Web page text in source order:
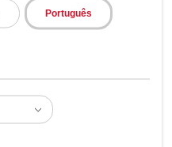
Português
IDC, declarou: “A Ricoh é
de Tinta de Alta
em suas iniciativas de inkjet
forte em áreas-chave que os
avançadas de cabeçotes de
suporte.”